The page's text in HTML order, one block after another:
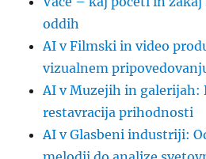
oddih
AI v Filmski in video
vizualnem
AI v Muzejih in
restavracija prihodnosti
AI v Glasbeni industriji: